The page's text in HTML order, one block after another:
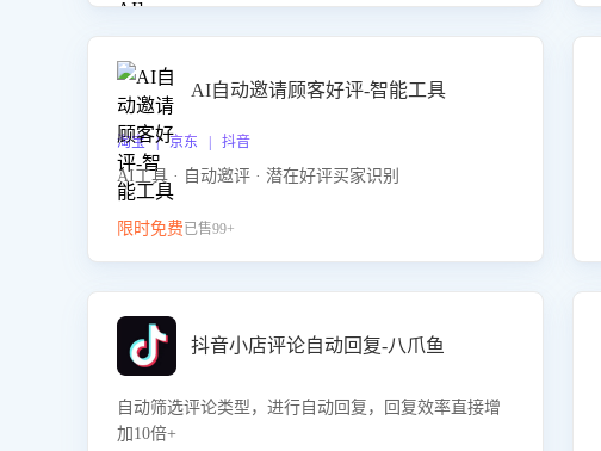
AI自动邀请顾客好评-智能工具
淘宝 | 京东 | 抖音
AI工具 · 自动邀评 · 潜在好评买家识别
限时免费已售99+
抖音小店评论自动回复-八爪鱼
自动筛选评论类型，进行自动回复，回复效率直接增
加10倍+